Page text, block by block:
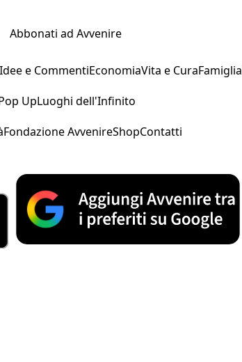
Abbonati ad Avvenire
Idee e CommentiEconomiaVita e CuraFamiglia
UpLuoghi dell'Infinito
Fondazione AvvenireShopContatti